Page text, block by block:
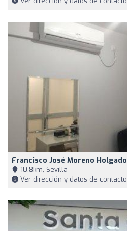
Francisco José Moreno Holgado
10,8km, Sevilla
Ver dirección y datos de contacto